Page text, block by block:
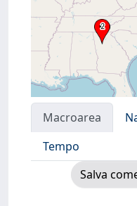
Macroarea
Tempo
Salva